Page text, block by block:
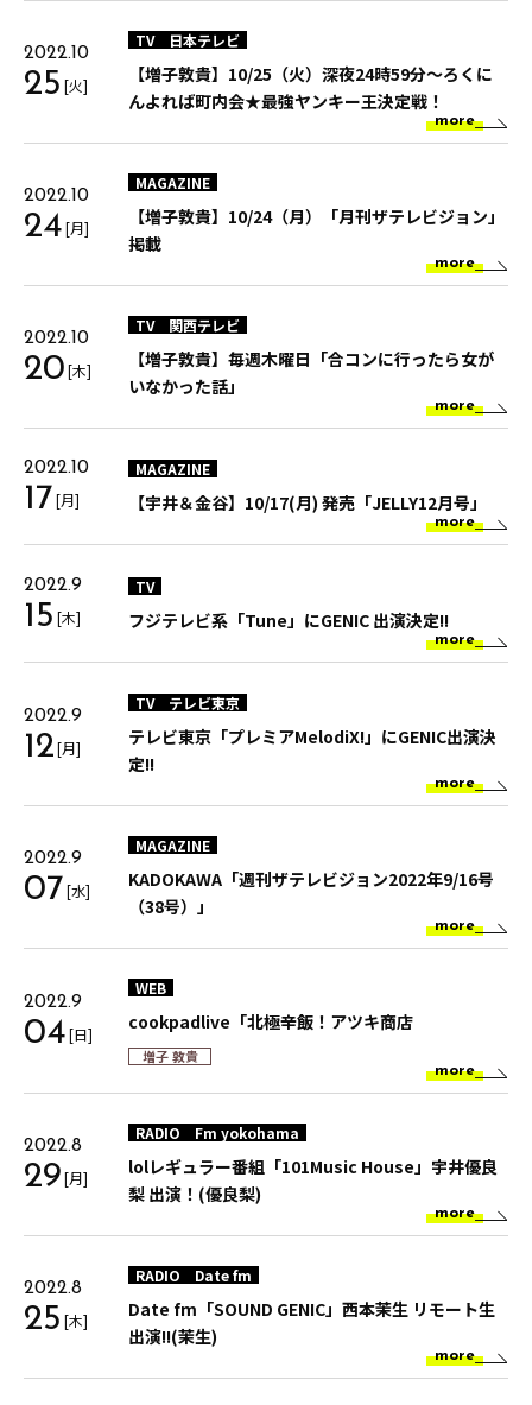
2022.10
25 [火]
TV 日本テレビ
【増子敦貴】10/25（火）深夜24時59分～ろくに
んよれば町内会★最強ヤンキー王決定戦！
more
2022.10
24[月]
MAGAZINE
【増子敦貴】10/24（月）「月刊ザテレビジョン」
掲載
more
2022.10
20[木]
TV 関西テレビ
【増子敦貴】毎週木曜日「合コンに行ったら女が
いなかった話」
more
2022.10
17[月]
MAGAZINE
【宇井＆金谷】10/17(月) 発売「JELLY12月号」
more
2022.9
15 [木]
TV
フジテレビ系「Tune」にGENIC 出演決定!!
more
2022.9
12[月]
TV テレビ東京
テレビ東京「プレミアMelodiX!」にGENIC出演決
定!!
more
2022.9
07[水]
MAGAZINE
KADOKAWA「週刊ザテレビジョン2022年9/16号
（38号）」
more
2022.9
04[日]
WEB
cookpadlive「北極辛飯！アツキ商店
増子 敦貴
more
2022.8
29[月]
RADIO Fm yokohama
lolレギュラー番組「101Music House」宇井優良
梨 出演！(優良梨)
more
2022.8
25 [木]
RADIO Date fm
Date fm「SOUND GENIC」西本茉生 リモート生
出演!!(茉生)
more